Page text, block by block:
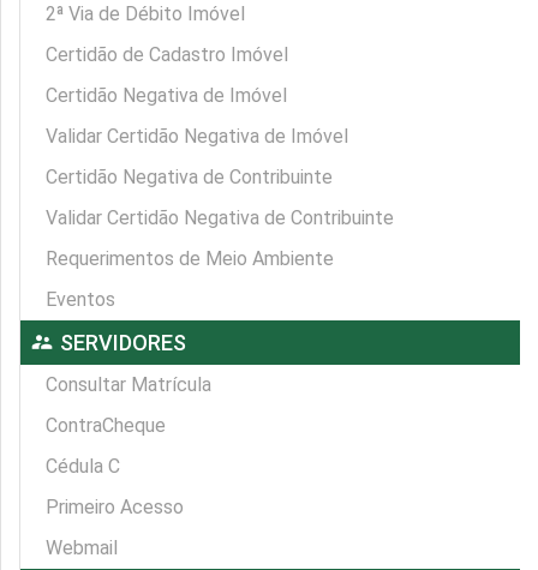
2ª Via de Débito Imóvel
Certidão de Cadastro Imóvel
Certidão Negativa de Imóvel
Validar Certidão Negativa de Imóvel
Certidão Negativa de Contribuinte
Validar Certidão Negativa de Contribuinte
Requerimentos de Meio Ambiente
Eventos
supervisor_account SERVIDORES
Consultar Matrícula
ContraCheque
Cédula C
Primeiro Acesso
Webmail